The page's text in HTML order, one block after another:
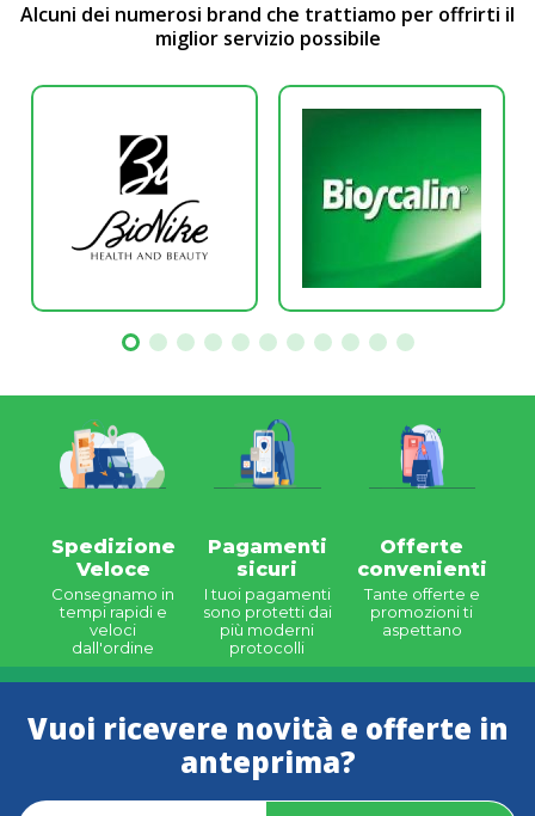
Alcuni dei numerosi brand che trattiamo per offrirti il
miglior servizio possibile
Spedizione
Veloce
Consegnamo in
tempi rapidi e
veloci
dall'ordine
Pagamenti
sicuri
I tuoi pagamenti
sono protetti dai
più moderni
protocolli
Offerte
convenienti
Tante offerte e
promozioni ti
aspettano
Vuoi ricevere novità e offerte in
anteprima?